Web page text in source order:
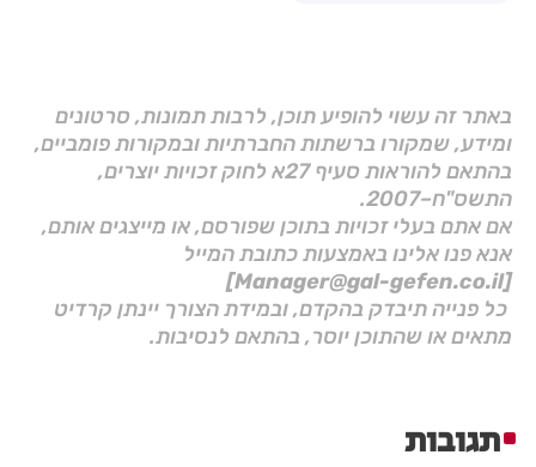
באתר זה עשוי להופיע תוכן, לרבות תמונות, סרטונים
ומידע, שמקורו ברשתות החברתיות ובמקורות פומביים,
בהתאם להוראות סעיף 27א לחוק זכויות יוצרים,
התשס"ח–2007.
אם אתם בעלי זכויות בתוכן שפורסם, או מייצגים אותם,
אנא פנו אלינו באמצעות כתובת המייל
[Manager@gal-gefen.co.il]
כל פנייה תיבדק בהקדם, ובמידת הצורך יינתן קרדיט
מתאים או שהתוכן יוסר, בהתאם לנסיבות.
תגובות